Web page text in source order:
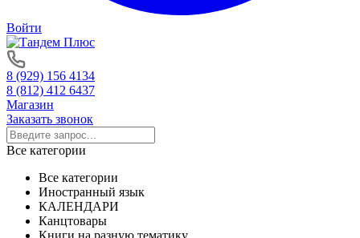
Войти
8 (929) 156 4134
8 (812) 412 6437
Магазин
Заказать звонок
Все категории
Все категории
Иностранный язык
КАЛЕНДАРИ
Канцтовары
Книги на разную тематику